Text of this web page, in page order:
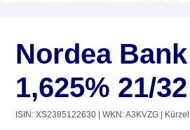
Nordea
1,625% 21/32
ISIN: XS2385122630 | WKN: A3KVZG |